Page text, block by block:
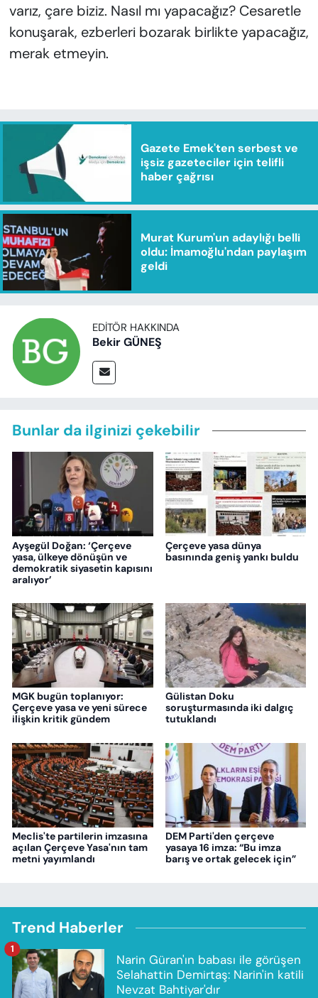
varız, çare biziz. Nasıl mı yapacağız? Cesaretle
konuşarak, ezberleri bozarak birlikte yapacağız,
merak etmeyin.
Gazete Emek'ten serbest ve
işsiz gazeteciler için telifli
haber çağrısı
Murat Kurum'un adaylığı belli
oldu: İmamoğlu'ndan paylaşım
geldi
EDITÖR HAKKINDA
Bekir GÜNEŞ
Bunlar da ilginizi çekebilir
Ayşegül Doğan: ‘Çerçeve
yasa, ülkeye dönüşün ve
demokratik siyasetin kapısını
aralıyor’
Çerçeve yasa dünya
basınında geniş yankı buldu
MGK bugün toplanıyor:
Çerçeve yasa ve yeni sürece
ilişkin kritik gündem
Gülistan Doku
soruşturmasında iki dalgıç
tutuklandı
Meclis'te partilerin imzasına
açılan Çerçeve Yasa'nın tam
metni yayımlandı
DEM Parti'den çerçeve
yasaya 16 imza: “Bu imza
barış ve ortak gelecek için”
Trend Haberler
Narin Güran'ın babası ile görüşen
Selahattin Demirtaş: Narin'in katili
Nevzat Bahtiyar'dır
1